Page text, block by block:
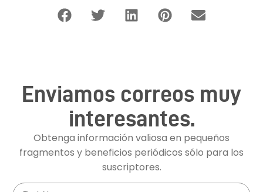
Enviamos correos muy
interesantes.
Obtenga información valiosa en pequeños
fragmentos y beneficios periódicos sólo para los
suscriptores.